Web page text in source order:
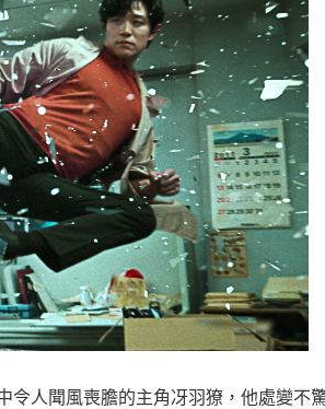
令人聞風喪膽的主角冴羽獠，他處變不